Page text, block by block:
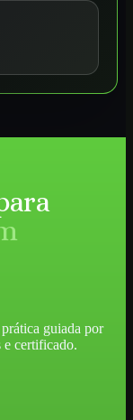
guiada por
e certificado.